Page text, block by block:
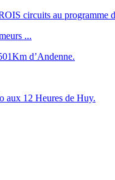
circuits au programme
...
d’Andenne.
aux 12 Heures de Huy.